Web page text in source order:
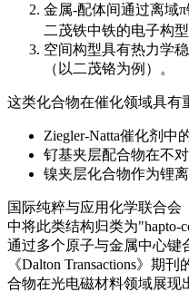
金属-配体间通过离域
二茂铁中铁的电子构型
空间构型具有热力学
（以二茂铬为例）。
这类化合物在催化领域具有
Ziegler-Natta催化剂中
钌基夹层配合物在不
镍夹层化合物作为锂
国际纯粹与应用化学联合会
中将此类结构归类为"hapto-
通过多个原子与金属中心键
《Dalton Transactions》期
合物在光电磁材料领域展现